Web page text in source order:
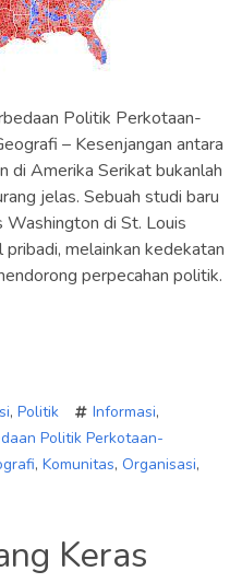
Politik Perkotaan-
– Kesenjangan antara
di Amerika Serikat bukanlah
jelas. Sebuah studi baru
di St. Louis
melainkan kedekatan
perpecahan politik.
, Politik Informasi,
Politik Perkotaan-
, Komunitas, Organisasi,
Keras